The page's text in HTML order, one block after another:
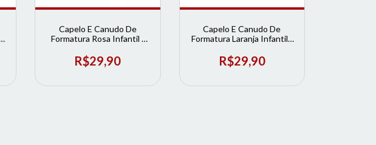
Capelo E Canudo De
Formatura Rosa Infantil |
R$29,90
Capelo E Canudo De
Formatura Laranja Infantil |
R$29,90